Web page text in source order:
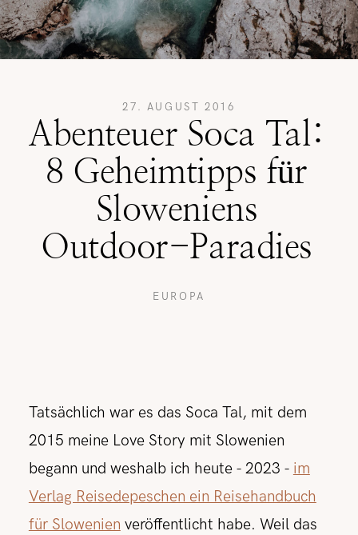
27. AUGUST 2016
Abenteuer Soca Tal:
8 Geheimtipps für
Sloweniens
Outdoor-Paradies
EUROPA
Tatsächlich war es das Soca Tal, mit dem
2015 meine Love Story mit Slowenien
begann und weshalb ich heute - 2023 - im
Verlag Reisedepeschen ein Reisehandbuch
für Slowenien veröffentlicht habe. Weil das
WANDERN
REISETIPPS
SHOP